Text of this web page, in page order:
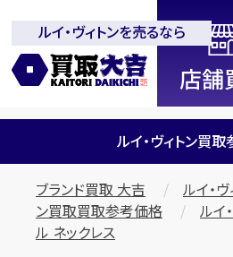
全国2200店舗以上展開中！
信頼
吉」
ルイ・ヴィトンを売るなら
ルイ・ヴィトン買
ブランド買取 大吉 ルイ・
ン買取買取参考価格
ルイ
ル ネックレス